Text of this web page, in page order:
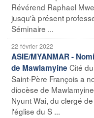
Révérend Raphael
jusqu'à présent
Séminaire ...
22 février 2022
ASIE/MYANMAR -
de Mawlamyine Cité
Saint-Père François a
diocèse de
Nyunt Wai, du clergé
l'église du S ...